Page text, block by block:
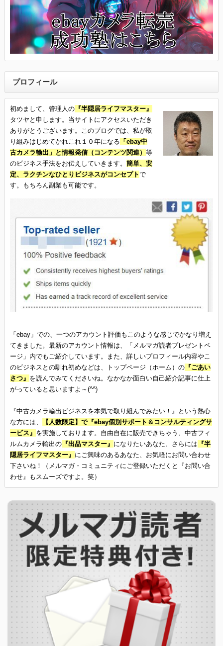
プロフィール
初めまして、管理人の『半隠居ライフマスター』
タツヤと申します。当サイトにアクセスいただき
ありがとうございます。このブログでは、私が取
り組みはじめてかれこれ１０年になる 「ebay中
古カメラ輸出」と情報発信（コンテンツ関連） 等
のビジネス手法をお伝えしていきます。 簡単、安
定、ラクチンなひとりビジネスがコンセプトで
す。もちろん副業も可能です。
「ebay」での、一つのアカウント評価もこのような感じでかなり増え
てきました。最新のアカウント情報は、「メルマガ読者プレゼントペ
ージ」内でもご紹介しています。また、詳しいプロフィール内容やこ
のビジネスとの馴れ初めなどは、トップページ（ホーム）の『ごあい
さつ』 を読んでみてくださいね。なかなか面白い自己紹介記事に仕上
がっていると思いますよ～(^^)
『中古カメラ輸出ビジネスを本気で取り組んでみたい！』という熱心
な方には、
【人数限定】で『ebay個別サポート＆コンサルティングサ
ービス』 を実施しております。自由自在に販売できちゃう、中古フィ
ルムカメラ輸出の『出品マスター』 になりたいあなた、さらには 『半
隠居ライフマスター』 にご興味のあるあなた、お気軽にお問い合わせ
下さいね！（メルマガ・コミュニティにご登録いただくと『お問い合
わせ』もスムーズですよ。笑）